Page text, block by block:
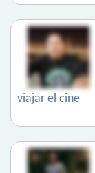
viajar el cine